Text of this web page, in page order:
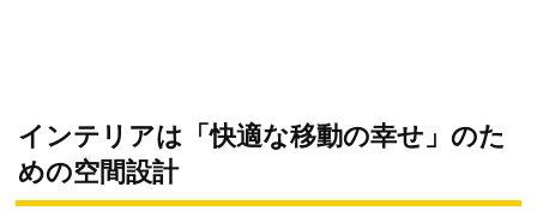
インテリアは「快適な移動の幸せ」のた
めの空間設計